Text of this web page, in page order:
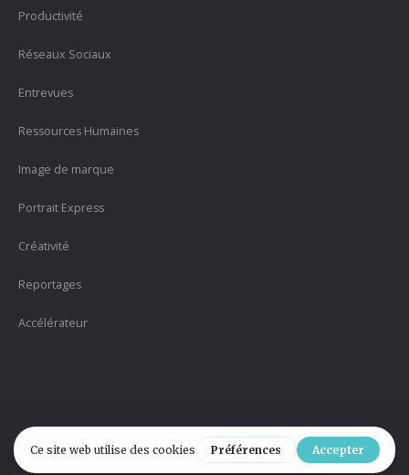
Productivité
Réseaux Sociaux
Entrevues
Ressources Humaines
Image de marque
Portrait Express
Créativité
Reportages
Accélérateur
Version 2.1 | Politique de confidentialité| Designed by #HELPYmedia